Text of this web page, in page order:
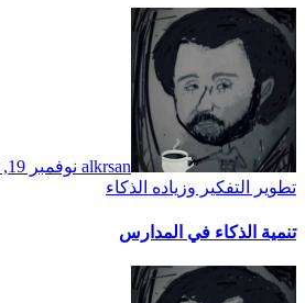
alkrsan نوفمبر 19, 2025
تطوير التفكير وزياده الذكاء
تنمية الذكاء في المدارس